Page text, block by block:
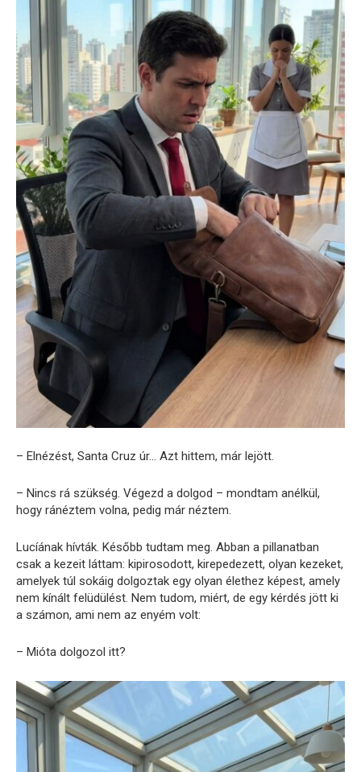
– Elnézést, Santa Cruz úr… Azt hittem, már lejött.
– Nincs rá szükség. Végezd a dolgod – mondtam anélkül,
hogy ránéztem volna, pedig már néztem.
Lucíának hívták. Később tudtam meg. Abban a pillanatban
csak a kezeit láttam: kipirosodott, kirepedezett, olyan kezeket,
amelyek túl sokáig dolgoztak egy olyan élethez képest, amely
nem kínált felüdülést. Nem tudom, miért, de egy kérdés jött ki
a számon, ami nem az enyém volt:
– Mióta dolgozol itt?